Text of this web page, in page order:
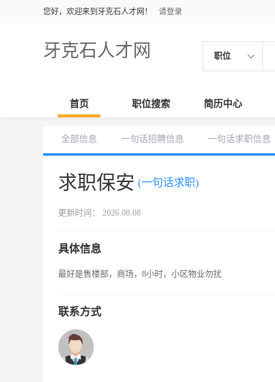
您好，欢迎来到牙克石人才网！ 请登录
牙克石人才网 职位
首页 职位搜索 简历中心
全部信息 一句话招聘信息 一句话求职信息
求职保安 (一句话求职)
更新时间： 2026.08.08
具体信息
最好是售楼部，商场，8小时，小区物业勿扰
联系方式